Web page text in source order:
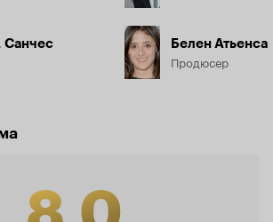
Санчес Белен Атьенса
Продюсер